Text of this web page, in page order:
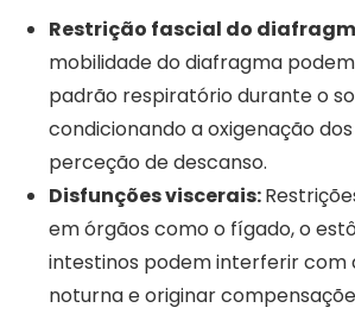
Restrição fascial do
mobilidade do diafragma
padrão respiratório durante o
condicionando a oxigenação
perceção de descanso.
Disfunções viscerais:
em órgãos como o fígado, o
intestinos podem interferir com
noturna e originar